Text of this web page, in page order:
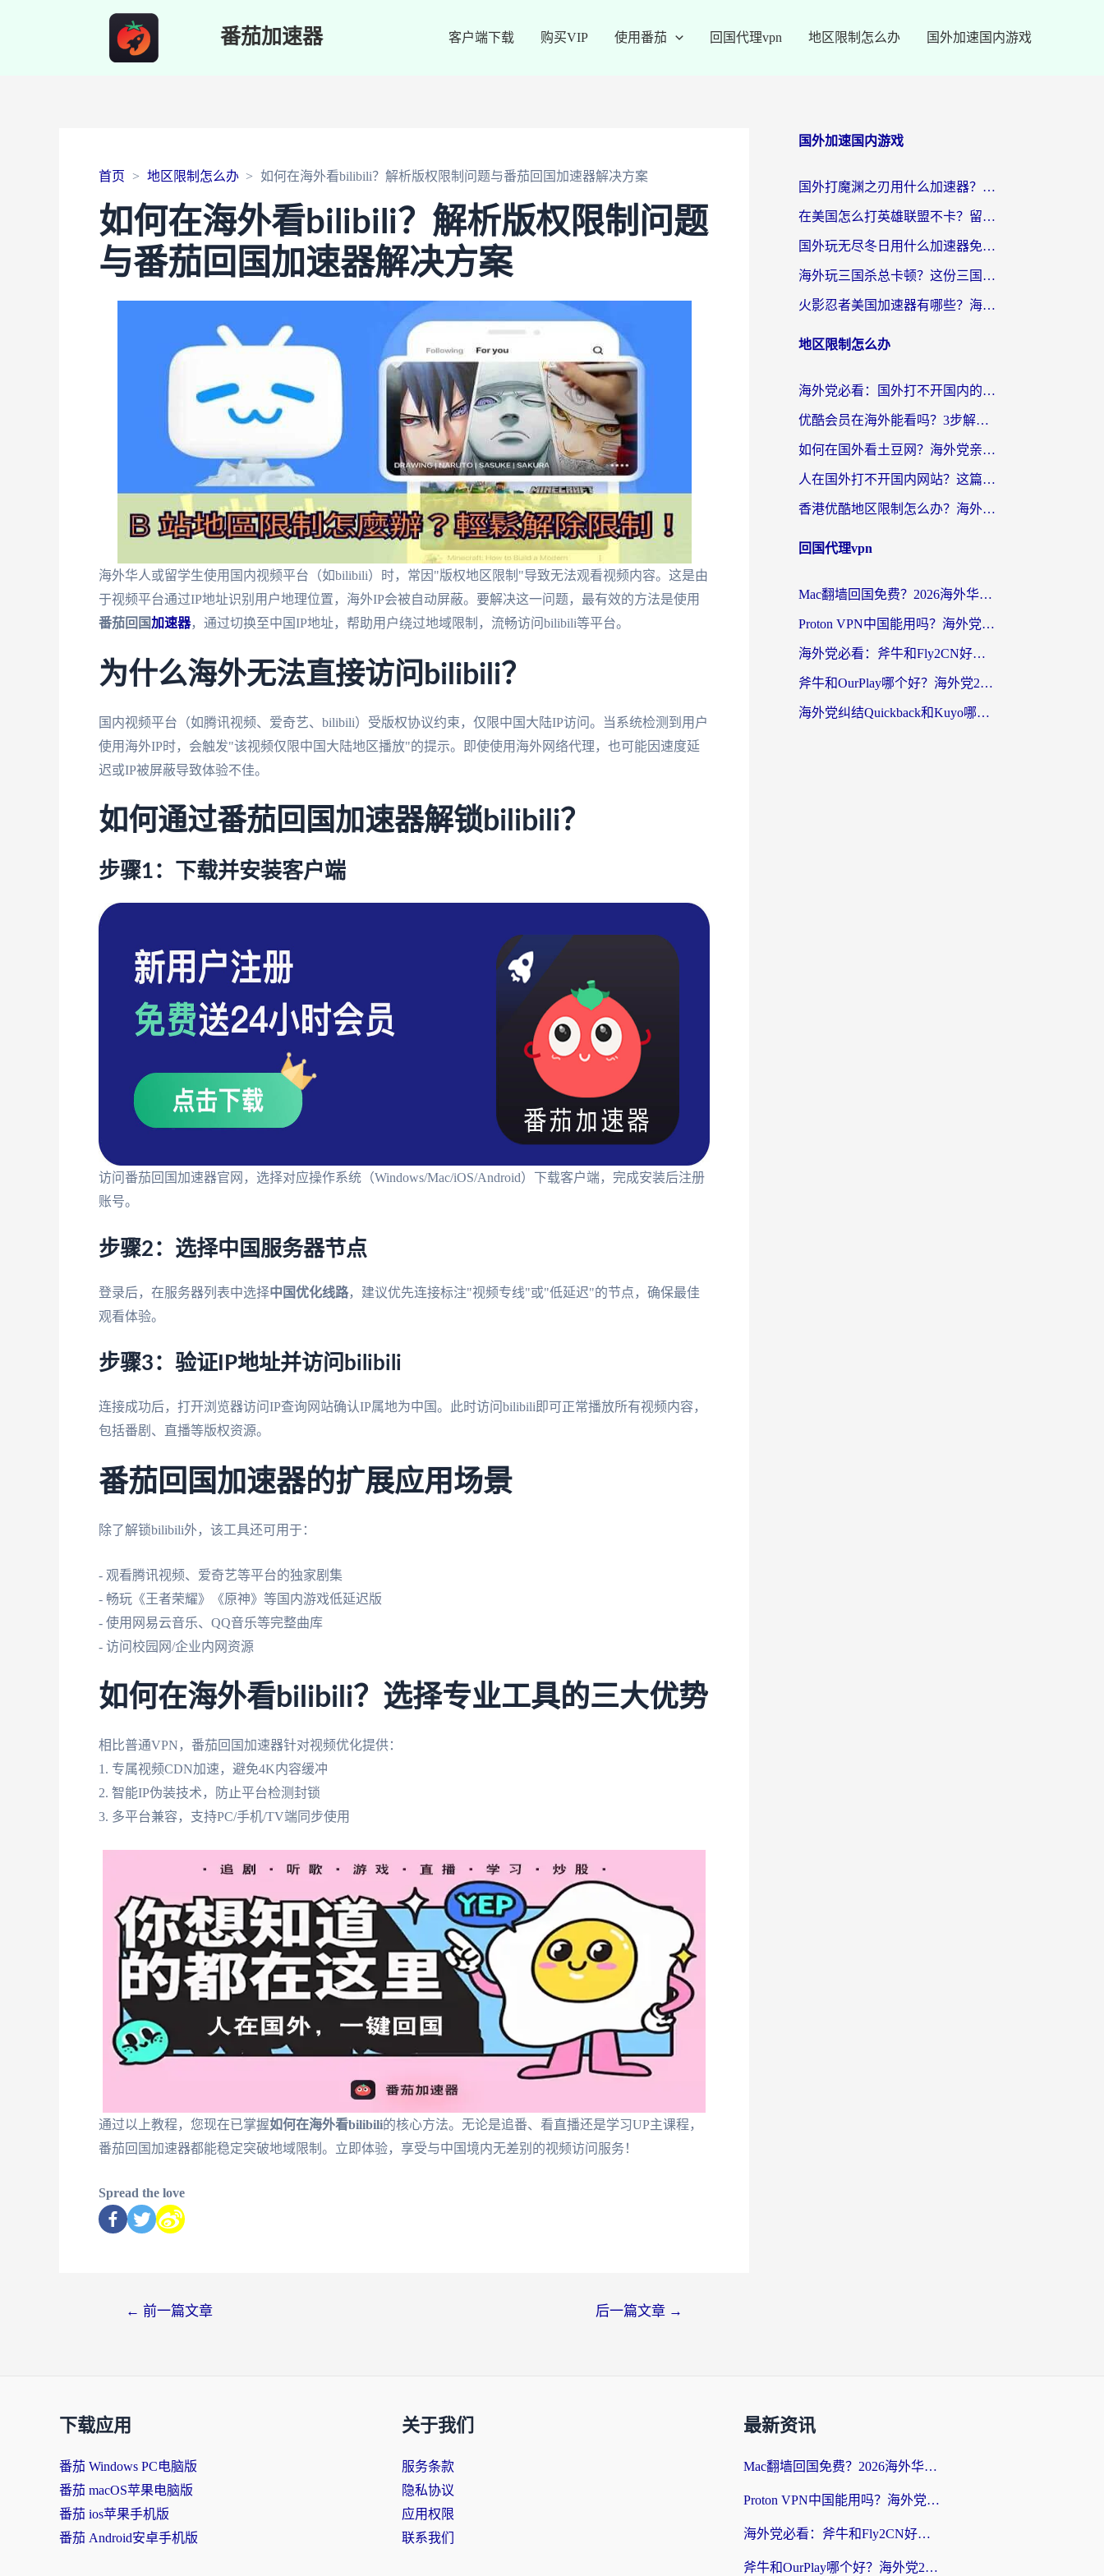
番茄加速器 客户端下载 购买VIP 使用番茄 回国代理vpn 地区限制怎么办 国外加速国内游戏
首页 地区限制怎么办 如何在海外看bilibili？解析版权限制问题与番茄回国加速器解决方案
如何在海外看bilibili？解析版权限制问题
与番茄回国加速器解决方案
海外华人或留学生使用国内视频平台（如bilibili）时，常因"版权地区限制"导致无法观看视频内容。这是由
于视频平台通过IP地址识别用户地理位置，海外IP会被自动屏蔽。要解决这一问题，最有效的方法是使用
番茄回国加速器，通过切换至中国IP地址，帮助用户绕过地域限制，流畅访问bilibili等平台。
为什么海外无法直接访问bilibili？
国内视频平台（如腾讯视频、爱奇艺、bilibili）受版权协议约束，仅限中国大陆IP访问。当系统检测到用户
使用海外IP时，会触发"该视频仅限中国大陆地区播放"的提示。即使使用海外网络代理，也可能因速度延
迟或IP被屏蔽导致体验不佳。
如何通过番茄回国加速器解锁bilibili？
步骤1：下载并安装客户端
访问番茄回国加速器官网，选择对应操作系统（Windows/Mac/iOS/Android）下载客户端，完成安装后注册
账号。
步骤2：选择中国服务器节点
登录后，在服务器列表中选择中国优化线路，建议优先连接标注"视频专线"或"低延迟"的节点，确保最佳
观看体验。
步骤3：验证IP地址并访问bilibili
连接成功后，打开浏览器访问IP查询网站确认IP属地为中国。此时访问bilibili即可正常播放所有视频内容，
包括番剧、直播等版权资源。
番茄回国加速器的扩展应用场景
除了解锁bilibili外，该工具还可用于：
- 观看腾讯视频、爱奇艺等平台的独家剧集
- 畅玩《王者荣耀》《原神》等国内游戏低延迟版
- 使用网易云音乐、QQ音乐等完整曲库
- 访问校园网/企业内网资源
如何在海外看bilibili？选择专业工具的三大优势
相比普通VPN，番茄回国加速器针对视频优化提供：
1. 专属视频CDN加速，避免4K内容缓冲
2. 智能IP伪装技术，防止平台检测封锁
3. 多平台兼容，支持PC/手机/TV端同步使用
通过以上教程，您现在已掌握如何在海外看bilibili的核心方法。无论是追番、看直播还是学习UP主课程，
番茄回国加速器都能稳定突破地域限制。立即体验，享受与中国境内无差别的视频访问服务！
Spread the love
← 前一篇文章 后一篇文章 →
国外加速国内游戏
国外打魔渊之刃用什么加速器？2026海外玩家国服游戏加速全攻略（附闪耀暖暖&复苏的魔女避坑指南）
在美国怎么打英雄联盟不卡？留学生亲测的国服游戏加速全攻略
国外玩无尽冬日用什么加速器免费？海外党国服游戏加速避坑指南
海外玩三国杀总卡顿？这份三国杀游戏加速器指南帮你告别延迟烦恼
火影忍者美国加速器有哪些？海外党亲测的国服游戏加速全攻略（含菲律宾玩三国之刃守望黎明技巧）
地区限制怎么办
海外党必看：国外打不开国内的app怎么办？3步解决你的乡愁
优酷会员在海外能看吗？3步解决海外追剧难题，附实测好用加速器推荐
如何在国外看土豆网？海外党亲测有效的追剧加速器选择指南
人在国外打不开国内网站？这篇攻略帮你无缝解锁国内资源（附交管12123使用技巧）
香港优酷地区限制怎么办？海外党亲测有效的追剧解决方案
回国代理vpn
Mac翻墙回国免费？2026海外华人亲测：从CCTV5直播到国内APP，这样选加速器才靠谱
Proton VPN中国能用吗？海外党选回国加速器的避坑指南（附番茄加速器实测）
海外党必看：斧牛和Fly2CN好用吗？3招教你选对回国加速器（附免费试用攻略）
斧牛和OurPlay哪个好？海外党2026亲测：选对加速器，国内资源秒加载
海外党纠结Quickback和Kuyo哪个好？选对回国加速器才能无缝刷国内资源
下载应用
番茄 Windows PC电脑版
番茄 macOS苹果电脑版
番茄 ios苹果手机版
番茄 Android安卓手机版
关于我们
服务条款
隐私协议
应用权限
联系我们
最新资讯
Mac翻墙回国免费？2026海外华人亲测：从CCTV5直播到国内APP，这样选加速器才靠谱
Proton VPN中国能用吗？海外党选回国加速器的避坑指南（附番茄加速器实测）
海外党必看：斧牛和Fly2CN好用吗？3招教你选对回国加速器（附免费试用攻略）
斧牛和OurPlay哪个好？海外党2026亲测：选对加速器，国内资源秒加载